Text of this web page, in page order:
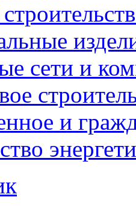
сети и
и